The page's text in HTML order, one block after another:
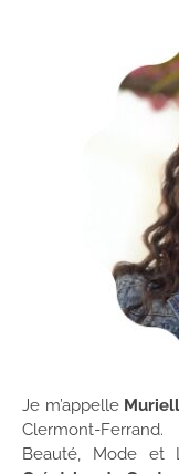
Je m’appelle
Clermont-
Beauté, Mode et